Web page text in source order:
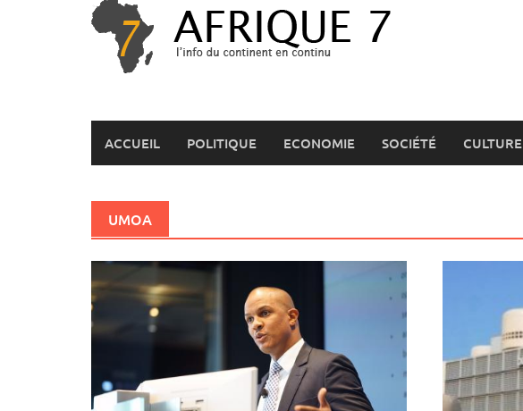
ACCUEIL POLITIQUE ECONOMIE SOCIÉTÉ CULTURE
UMOA